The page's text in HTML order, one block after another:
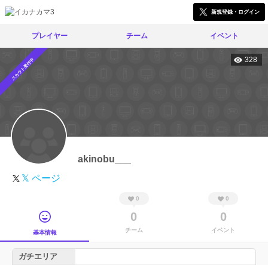
新規登録・ログイン
プレイヤー チーム イベント
スカウト受付中 328
akinobu___
𝕏 ページ
基本情報
0
0
チーム
0
0
イベント
ガチエリア